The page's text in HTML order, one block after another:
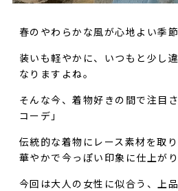
春のやわらかな風が心地よい季
装いも軽やかに、いつもと少し
なりますよね。
そんな今、着物好きの間で注目
コーデ」
伝統的な着物にレース素材を取
華やかで今っぽい印象に仕上がり
今回は大人の女性に似合う、上